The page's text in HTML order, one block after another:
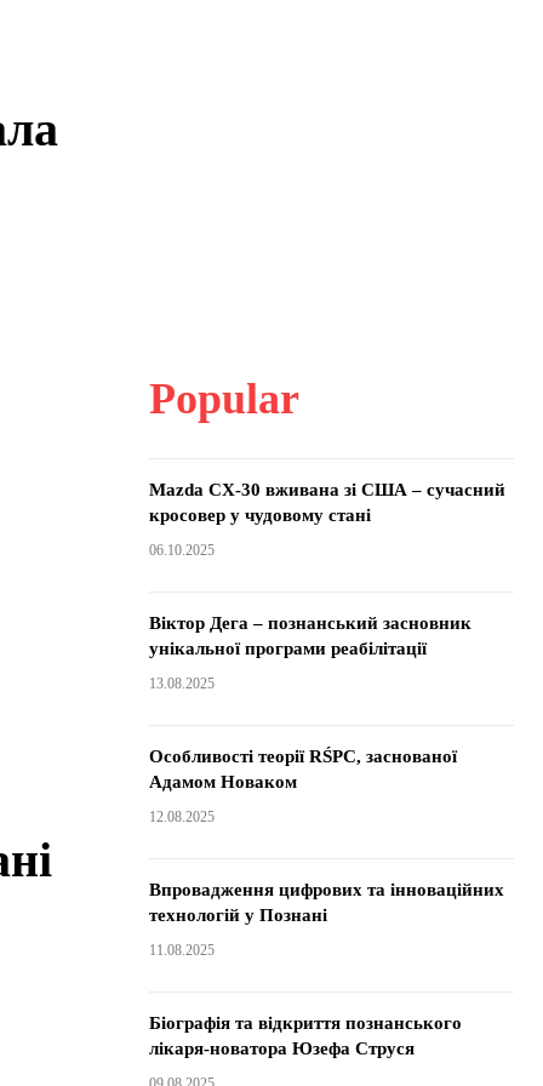
Popular
Mazda CX-30 вживана зі США – сучасний
кросовер у чудовому стані
06.10.2025
Віктор Дега – познанський засновник
унікальної програми реабілітації
13.08.2025
Особливості теорії RŚPC, заснованої
Адамом Новаком
12.08.2025
Впровадження цифрових та інноваційних
технологій у Познані
11.08.2025
Біографія та відкриття познанського
лікаря-новатора Юзефа Струся